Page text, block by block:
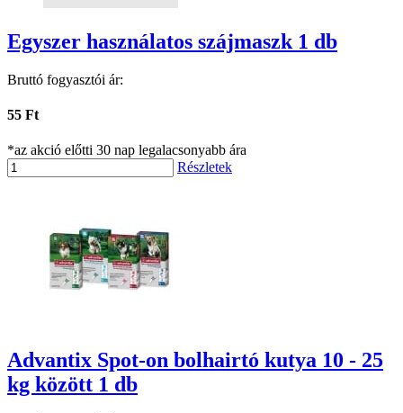
Egyszer használatos szájmaszk 1 db
Bruttó fogyasztói ár:
55 Ft
*az akció előtti 30 nap legalacsonyabb ára
Részletek
Advantix Spot-on bolhairtó kutya 10 - 25
kg között 1 db